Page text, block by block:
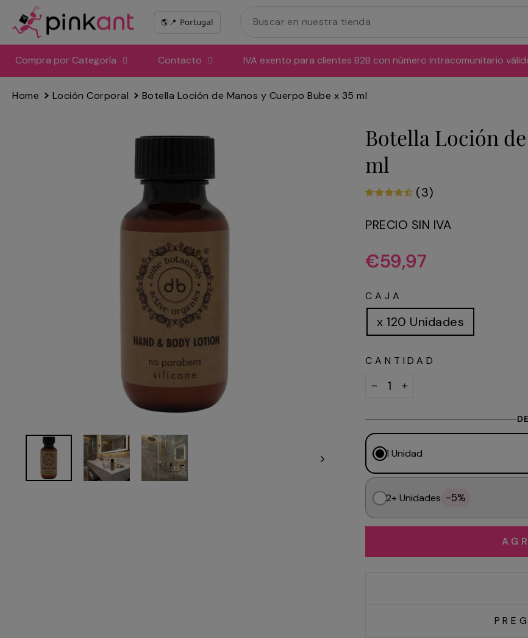
directamente
al
contenido
Compra por Categoría Contacto IVA exento para clientes B2B con número intracomunitario
Home Loción Corporal Botella Loción de Manos y Cuerpo Bube x 35 ml
Botella Loción
ml
(3)
PRECIO SIN IVA
Precio
habitual
€59,97
CAJA
x 120 Unidades
CANTIDAD
1 Unidad
2+ Unidades -5%